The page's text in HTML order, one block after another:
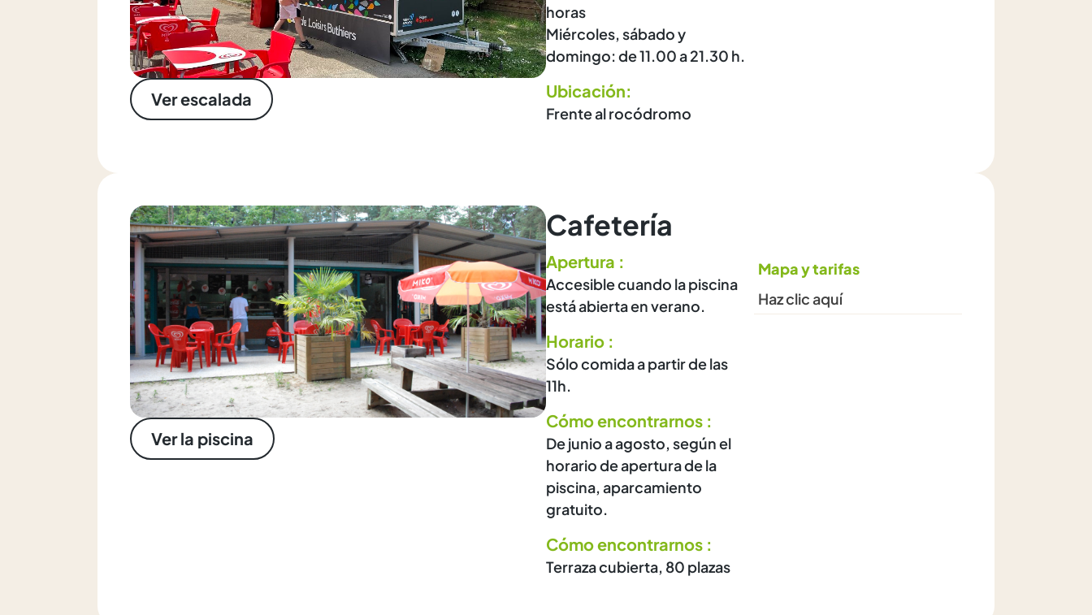
Ver escalada
horas
Miércoles, sábado y
domingo: de 11.00 a 21.30 h.
Ubicación:
Frente al rocódromo
Ver la piscina
Cafetería
Apertura :
Accesible cuando la piscina
está abierta en verano.
Horario :
Sólo comida a partir de las
11h.
Cómo encontrarnos :
De junio a agosto, según el
horario de apertura de la
piscina, aparcamiento
gratuito.
Cómo encontrarnos :
Terraza cubierta, 80 plazas
Mapa y tarifas
Haz clic aquí